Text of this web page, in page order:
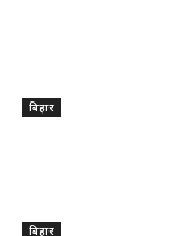
बिहार
बिहार